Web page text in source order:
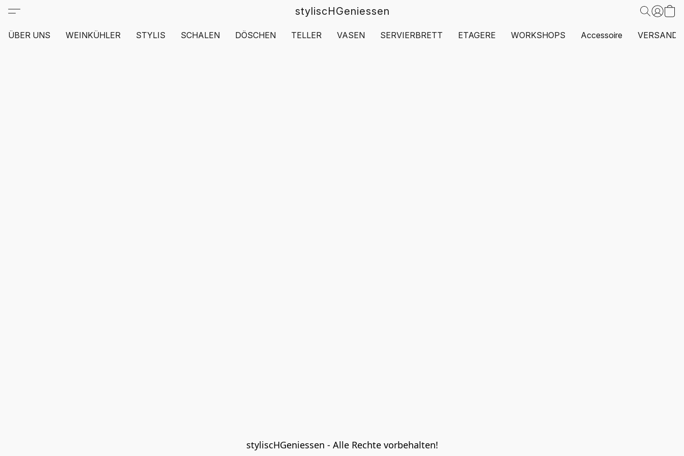
styliscHGeniessen
ÜBER UNS WEINKÜHLER STYLIS SCHALEN DÖSCHEN TELLER VASEN SERVIERBRETT ETAGERE WORKSHOPS Accessoire VERSAND
styliscHGeniessen - Alle Rechte vorbehalten!